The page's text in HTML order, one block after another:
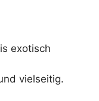
exotisch
vielseitig.